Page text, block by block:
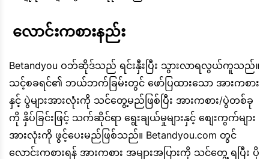
လောင်းကစားနည်း
Betandyou ဝဘ်ဆိုဒ်သည် ရင်းနှီးပြီး သွားလာရလွယ်ကူသည်။
သင့်စခရင်၏ ဘယ်ဘက်ခြမ်းတွင် ဖော်ပြထားသော အားကစား
နှင့် ပွဲများအားလုံးကို သင်တွေ့မည်ဖြစ်ပြီး အားကစား/ပွဲတစ်ခု
ကို နှိပ်ခြင်းဖြင့် သက်ဆိုင်ရာ ရွေးချယ်မှုများနှင့် စျေးကွက်များ
အားလုံးကို ဖွင့်ပေးမည်ဖြစ်သည်။ Betandyou.com တွင်
လောင်းကစားရန် အားကစား အများအပြားကို သင်တွေ့ ရပြီး ပို